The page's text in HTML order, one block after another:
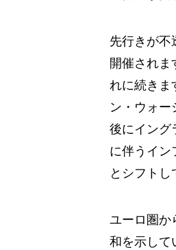
先行きが不
開催されま
れに続きま
ン・ウォー
後にイング
に伴うイン
とシフトし
ユーロ圏か
和を示して